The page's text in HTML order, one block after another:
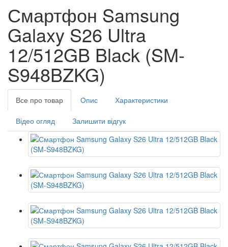
Смартфон Samsung
Galaxy S26 Ultra
12/512GB Black (SM-
S948BZKG)
Все про товар Опис Характеристики
Відео огляд Залишити відгук